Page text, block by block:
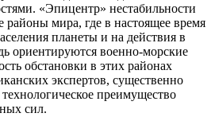
«Эпицентр» нестабильности
мира, где в настоящее время
планеты и на действия в
ориентируются военно-морские
обстановки в этих районах
экспертов, существенно
преимущество
сил.